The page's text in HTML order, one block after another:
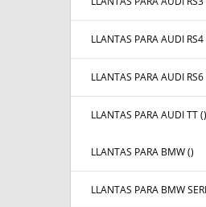
LLANTAS PARA AUDI RS4
LLANTAS PARA AUDI RS6
LLANTAS PARA AUDI TT ()
LLANTAS PARA BMW ()
LLANTAS PARA BMW